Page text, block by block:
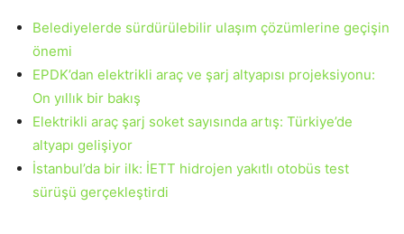
Belediyelerde sürdürülebilir ulaşım çözümlerine geçişin
önemi
EPDK’dan elektrikli araç ve şarj altyapısı projeksiyonu:
On yıllık bir bakış
Elektrikli araç şarj soket sayısında artış: Türkiye’de
altyapı gelişiyor
İstanbul’da bir ilk: İETT hidrojen yakıtlı otobüs test
sürüşü gerçekleştirdi